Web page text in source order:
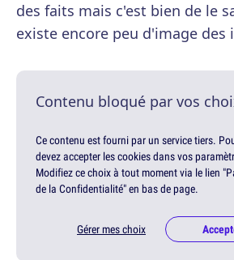
des faits mais c'est bien de le
existe encore peu d'image des
Contenu bloqué par vos
Ce contenu est fourni par un service tiers.
devez accepter les cookies dans vos
Modifiez ce choix à tout moment via le lien
de la Confidentialité" en bas de page.
Gérer mes choix